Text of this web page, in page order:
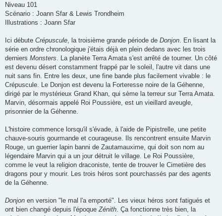
Niveau 101
Scénario : Joann Sfar & Lewis Trondheim
Illustrations : Joann Sfar
Ici débute Crépuscule , la troisième grande période de Donjon . En lisant la
série en ordre chronologique j'étais déjà en plein dedans avec les trois
derniers Monsters . La planète Terra Amata s'est arrêté de tourner. Un côté
est devenu désert constamment frappé par le soleil, l'autre vit dans une
nuit sans fin. Entre les deux, une fine bande plus facilement vivable : le
Crépuscule. Le Donjon est devenu la Forteresse noire de la Géhenne,
dirigé par le mystérieux Grand Khan, qui sème la terreur sur Terra Amata.
Marvin, désormais appelé Roi Poussière, est un vieillard aveugle,
prisonnier de la Géhenne.
L'histoire commence lorsqu'il s'évade, à l'aide de Pipistrelle, une petite
chauve-souris gourmande et courageuse. Ils rencontrent ensuite Marvin
Rouge, un guerrier lapin banni de Zautamauxime, qui doit son nom au
légendaire Marvin qui a un jour détruit le village. Le Roi Poussière,
comme le veut la religion draconiste, tente de trouver le Cimetière des
dragons pour y mourir. Les trois héros sont pourchassés par des agents
de la Géhenne.
Donjon en version "le mal l'a emporté". Les vieux héros sont fatigués et
ont bien changé depuis l'époque Zénith . Ça fonctionne très bien, la